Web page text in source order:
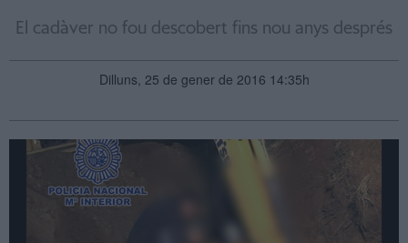
El cadàver no fou descobert fins nou anys després
Dilluns, 25 de gener de 2016 14:35h